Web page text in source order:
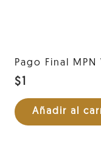
Pago Final MPN
$1
Añadir al